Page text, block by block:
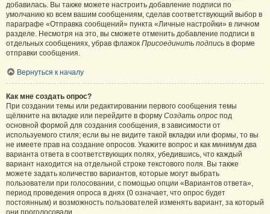
добавилась. Вы также можете настроить добавление подписи по
умолчанию ко всем вашим сообщениям, сделав соответствующий выбор в
параграфе «Отправка сообщений» пункта «Личные настройки» в личном
разделе. Несмотря на это, вы сможете отменить добавление подписи в
отдельных сообщениях, убрав флажок Присоединить подпись в форме
отправки сообщения.
Вернуться к началу
Как мне создать опрос?
При создании темы или редактировании первого сообщения темы
щёлкните на вкладке или перейдите в форму Создать опрос под
основной формой для создания сообщения, в зависимости от
используемого стиля; если вы не видите такой вкладки или формы, то вы
не имеете прав на создание опросов. Укажите вопрос и как минимум два
варианта ответа в соответствующих полях, убедившись, что каждый
вариант находится на отдельной строке текстового поля. Вы также
можете задать количество вариантов, которые могут выбрать
пользователи при голосовании, с помощью опции «Вариантов ответа»,
период проведения опроса в днях (0 означает, что опрос будет
постоянным) и возможность пользователей изменять вариант, за который
они проголосовали.